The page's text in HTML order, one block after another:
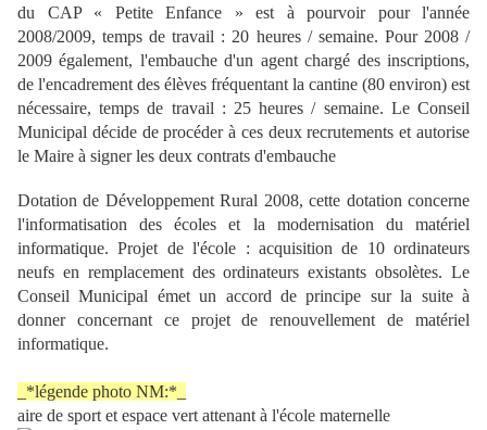
du CAP « Petite Enfance » est à pourvoir pour l'année
2008/2009, temps de travail : 20 heures / semaine. Pour 2008 /
2009 également, l'embauche d'un agent chargé des inscriptions,
de l'encadrement des élèves fréquentant la cantine (80 environ) est
nécessaire, temps de travail : 25 heures / semaine. Le Conseil
Municipal décide de procéder à ces deux recrutements et autorise
le Maire à signer les deux contrats d'embauche
Dotation de Développement Rural 2008, cette dotation concerne
l'informatisation des écoles et la modernisation du matériel
informatique. Projet de l'école : acquisition de 10 ordinateurs
neufs en remplacement des ordinateurs existants obsolètes. Le
Conseil Municipal émet un accord de principe sur la suite à
donner concernant ce projet de renouvellement de matériel
informatique.
_*légende photo NM:*_
aire de sport et espace vert attenant à l'école maternelle